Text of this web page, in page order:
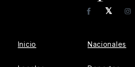
𝕏
Facebook
Inicio Nacionales